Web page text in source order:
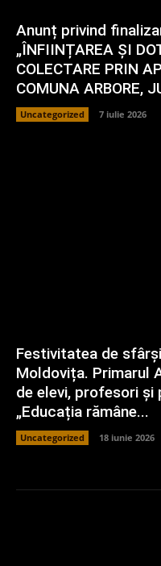
Anunț privind
„ÎNFIINȚAREA ȘI
COLECTARE PRIN
COMUNA ARBORE,
Uncategorized 7 iulie 2026
Festivitatea de
Moldovița. Primarul
de elevi, profesori și
„Educația rămâne...
Uncategorized 18 iunie 2026